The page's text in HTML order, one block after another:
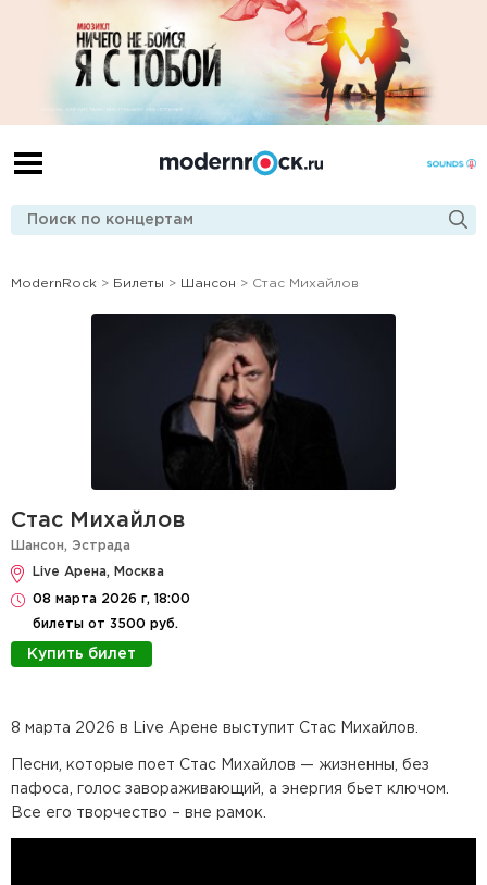
ModernRock > Билеты > Шансон > Стас Михайлов
Стас Михайлов
Шансон, Эстрада
Live Арена, Москва
08 марта 2026 г, 18:00
билеты от 3500 руб.
Купить билет
8 марта 2026 в Live Арене выступит Стас Михайлов.
Песни, которые поет Стас Михайлов — жизненны, без
пафоса, голос завораживающий, а энергия бьет ключом.
Все его творчество – вне рамок.